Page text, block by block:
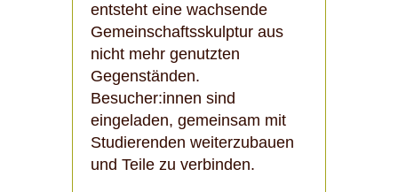
entsteht eine wachsende
Gemeinschaftsskulptur aus
nicht mehr genutzten
Gegenständen.
Besucher:innen sind
eingeladen, gemeinsam mit
Studierenden weiterzubauen
und Teile zu verbinden.